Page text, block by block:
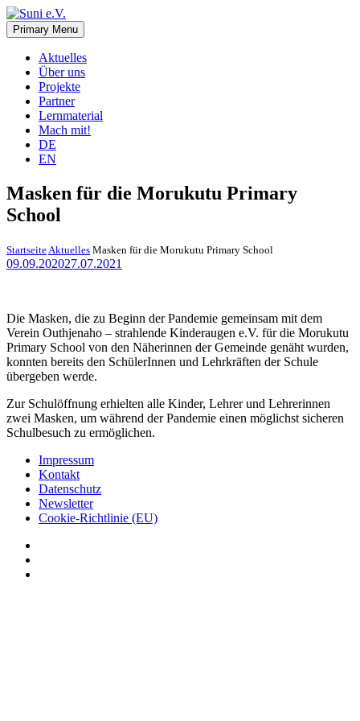
Skip
to
content
Suni e.V.
Deutsch-Namibischer Verein, zur Umsetzung der UN-
Nachhaltigkeitsziele
Primary Menu
Aktuelles
Über uns
Projekte
Partner
Lernmaterial
Mach mit!
DE
EN
Masken für die Morukutu Primary
School
Startseite Aktuelles Masken für die Morukutu Primary School
09.09.202027.07.2021
Die Masken, die zu Beginn der Pandemie gemeinsam mit dem
Verein Outhjenaho – strahlende Kinderaugen e.V. für die Morukutu
Primary School von den Näherinnen der Gemeinde genäht wurden,
konnten bereits den SchülerInnen und Lehrkräften der Schule
übergeben werde.
Zur Schulöffnung erhielten alle Kinder, Lehrer und Lehrerinnen
zwei Masken, um während der Pandemie einen möglichst sicheren
Schulbesuch zu ermöglichen.
Impressum
Kontakt
Datenschutz
Newsletter
Cookie-Richtlinie (EU)